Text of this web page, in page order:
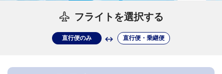
フライトを選択する
直行便のみ 直行便・乗継便